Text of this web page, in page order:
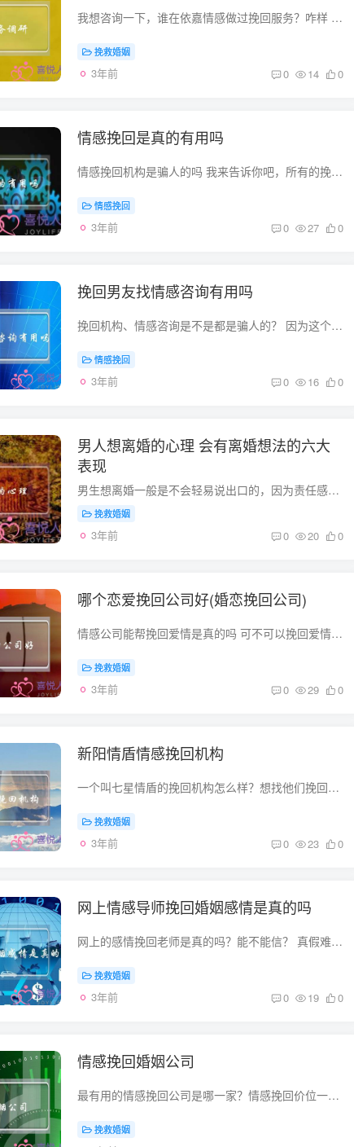
我想咨询一下，谁在依嘉情感做过挽回服务？咋样 我去过，我觉得还真挺管用的，自己感情出现问题，特别有些问题说出去的，找朋友说觉得丢脸，又不敢告诉家人。又想挽留自己的感情，有时候真心无...
挽救婚姻
3年前 0 14 0
情感挽回是真的有用吗
情感挽回机构是骗人的吗 我来告诉你吧，所有的挽回机构都是骗人的，我被骗了两次，还是国内最知名、最大的挽回机构，那些回复告诉你一半是骗人的，或者说不成功才是骗人的都是拖，准确的说是所...
情感挽回
3年前 0 27 0
挽回男友找情感咨询有用吗
挽回机构、情感咨询是不是都是骗人的？ 因为这个是个虚拟消费与实体消费之间的灰色地带，确实存在一定的法律空档，毕竟这个是以人的主管能动性为主，很容易让不法人员钻漏洞的，遇到骗子也不奇...
情感挽回
3年前 0 16 0
男人想离婚的心理 会有离婚想法的六大
表现
男生想离婚一般是不会轻易说出口的，因为责任感和抵触情绪让他们开不了口，但内心的想法是无法长期隐藏的，男生想离婚大概会出现这几个主要表现： （男生想离婚的主要表现） 1、钟爱挑你的“刺...
挽救婚姻
3年前 0 20 0
哪个恋爱挽回公司好(婚恋挽回公司)
情感公司能帮挽回爱情是真的吗 可不可以挽回爱情我不确定，但可以肯定的是挽回不了你的爱情。你想挽回爱情就默默地去用行动去感动他，是那种真正关心的行动，别搞些浪漫却没有实际意义的事，那...
挽救婚姻
3年前 0 29 0
新阳情盾情感挽回机构
一个叫七星情盾的挽回机构怎么样？想找他们挽回婚姻，不知道可信吗？ 七星情盾是国内很出名的挽回机构的，肯定是可信的。他们是很正规的机构，也很有实力很有能力，他们经验很多，是个不错的选...
挽救婚姻
3年前 0 23 0
网上情感导师挽回婚姻感情是真的吗
网上的感情挽回老师是真的吗？能不能信？ 真假难分，再说感情是你们两个人的事，请感情老师多此一举，效果不大，请慎重网络上的情感老师或许有的是真的，但也有很多假的。所以如果说你们在去找...
挽救婚姻
3年前 0 19 0
情感挽回婚姻公司
最有用的情感挽回公司是哪一家？情感挽回价位一般多少钱？ 现在百度上一搜，很多情感挽回公司，都是按月收费，正规的一般是5000起步，也有一些刚成立的小公司，一两千，还承诺你一定能挽回，其...
挽救婚姻